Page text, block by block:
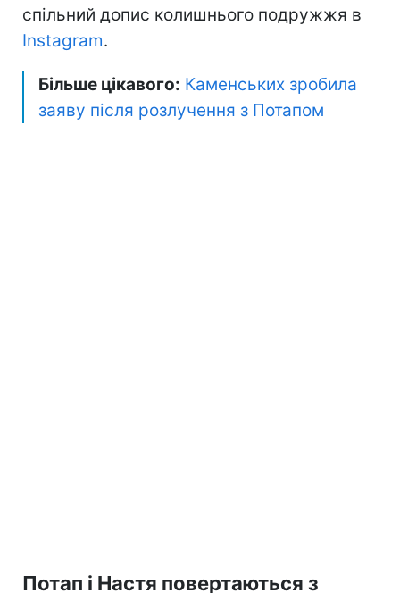
спільний допис колишнього подружжя в
Instagram.
Більше цікавого: Каменських зробила
заяву після розлучення з Потапом
Потап і Настя повертаються з